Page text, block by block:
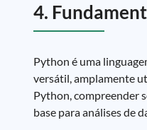
4.
Python é uma
versátil, amplamente
Python, compreender
base para análises de